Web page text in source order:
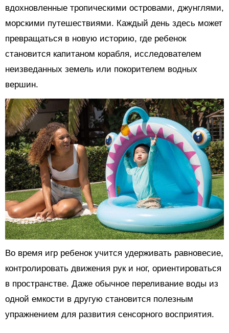
вдохновленные тропическими островами, джунглями,
морскими путешествиями. Каждый день здесь может
превращаться в новую историю, где ребенок
становится капитаном корабля, исследователем
неизведанных земель или покорителем водных
вершин.
Во время игр ребенок учится удерживать равновесие,
контролировать движения рук и ног, ориентироваться
в пространстве. Даже обычное переливание воды из
одной емкости в другую становится полезным
упражнением для развития сенсорного восприятия.